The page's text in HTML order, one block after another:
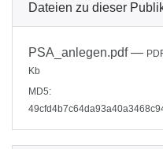
Dateien zu dieser
PSA_anlegen.pdf—
Kb
MD5: